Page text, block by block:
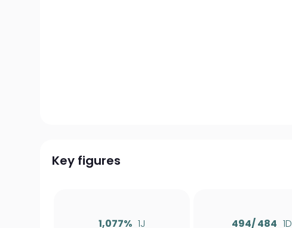
Key figures
1,077% 1J
494/ 484 1D